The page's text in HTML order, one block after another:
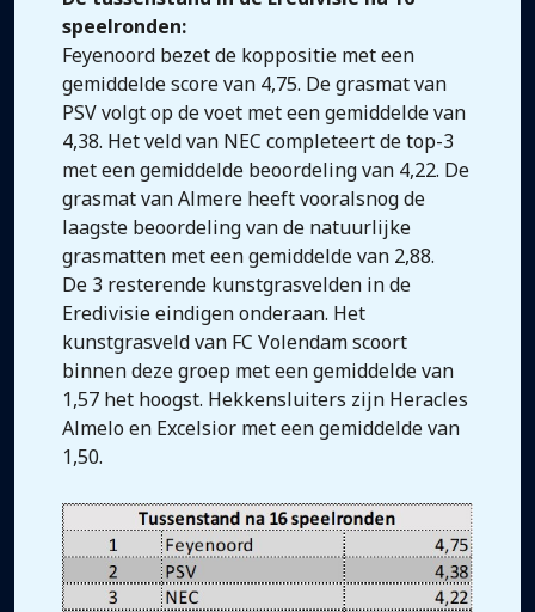
speelronden:
Feyenoord bezet de koppositie met een
gemiddelde score van 4,75. De grasmat van
PSV volgt op de voet met een gemiddelde van
4,38. Het veld van NEC completeert de top-3
met een gemiddelde beoordeling van 4,22. De
grasmat van Almere heeft vooralsnog de
laagste beoordeling van de natuurlijke
grasmatten met een gemiddelde van 2,88.
De 3 resterende kunstgrasvelden in de
Eredivisie eindigen onderaan. Het
kunstgrasveld van FC Volendam scoort
binnen deze groep met een gemiddelde van
1,57 het hoogst. Hekkensluiters zijn Heracles
Almelo en Excelsior met een gemiddelde van
1,50.